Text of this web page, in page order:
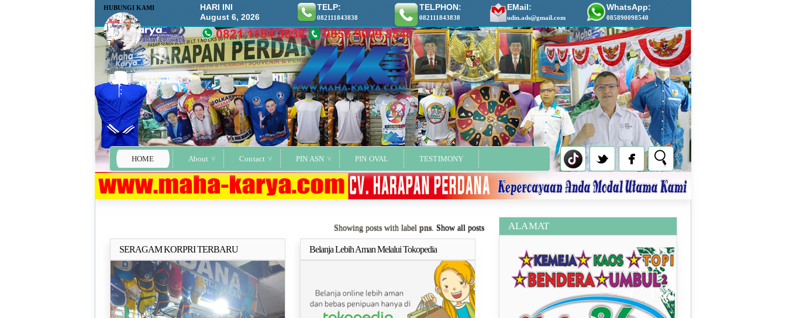
HOME About Contact PIN ASN PIN OVAL TESTIMONY
HUBUNGI KAMI
HARI INI
August 6, 2026
TELP:
082111843838
TELPHON:
082111843838
EMail:
udin.ads@gmail.com
WhatsApp:
085890098540
Showing posts with label pns. Show all posts
SERAGAM KORPRI TERBARUSelengkapnya.. Belanja Lebih Aman Melalui TokopediaSelengkapnya..
ALAMAT